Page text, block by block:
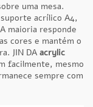
uma mesa.
acrílico A4,
maioria responde
cores e mantém o
JIN DA acrylic
facilmente, mesmo
sempre com